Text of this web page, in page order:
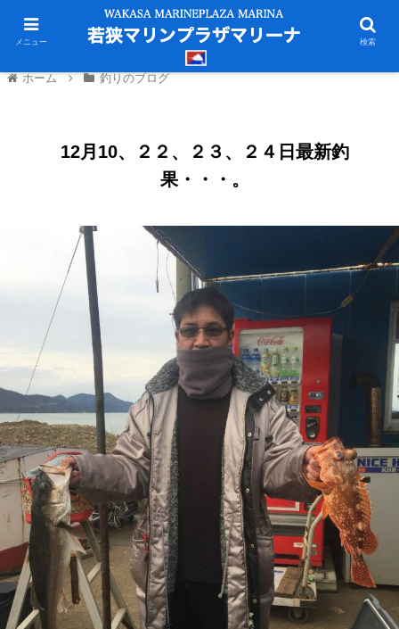
ホーム 釣りのブログ
12月10、２２、２３、２４日最新釣
果・・・。
メニュー 検索